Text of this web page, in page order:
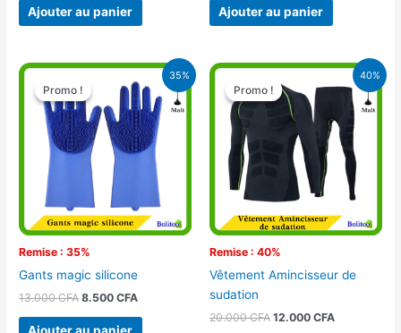
Ajouter au panier Ajouter au panier
35%
Promo !
Remise : 35%
Promo !
Gants magic silicone
13.000CFA
Le
prix
initial
était :
13.000 CFA.
8.500CFA
Le
prix
actuel
est :
8.500 CFA.
40%
Promo !
Remise : 40%
Promo !
Vêtement Amincisseur de
sudation
20.000CFA
Le
prix
initial
était :
20.000 CFA.
12.000 CFA
Le
prix
actuel
est :
12.000 CFA.